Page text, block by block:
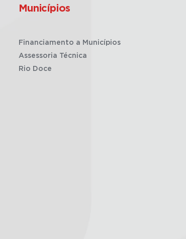
Municípios
Financiamento a Municípios
Assessoria Técnica
Rio Doce